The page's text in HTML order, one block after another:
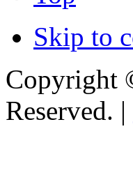
Skip to
Copyright
Reserved. |